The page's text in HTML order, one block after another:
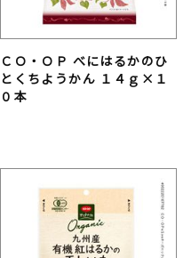
ＣＯ・ＯＰ べにはるかのひ
とくちようかん １４ｇ×１
０本